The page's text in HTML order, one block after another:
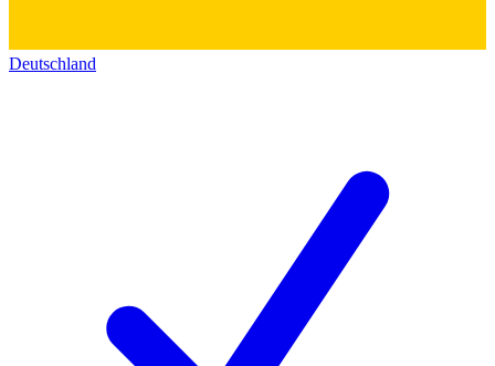
Deutschland